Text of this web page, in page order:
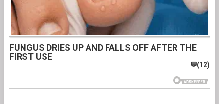
FUNGUS DRIES UP AND FALLS OFF AFTER THE
FIRST USE